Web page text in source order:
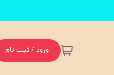
ورود / ثبت نام